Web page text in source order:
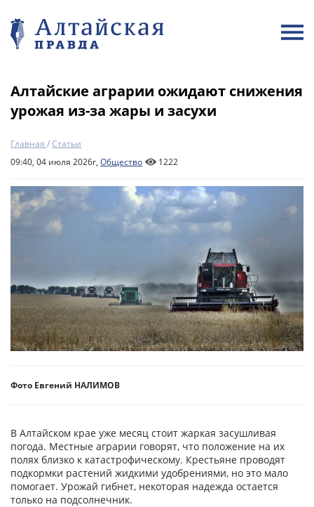
Алтайские аграрии ожидают снижения
урожая из-за жары и засухи
Главная /Статьи
09:40, 04 июля 2026г, Общество 1222
Фото Евгений НАЛИМОВ
В Алтайском крае уже месяц стоит жаркая засушливая
погода. Местные аграрии говорят, что положение на их
полях близко к катастрофическому. Крестьяне проводят
подкормки растений жидкими удобрениями, но это мало
помогает. Урожай гибнет, некоторая надежда остается
только на подсолнечник.